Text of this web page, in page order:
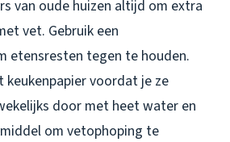
van oude huizen altijd om extra
vet. Gebruik een
etensresten tegen te houden.
keukenpapier voordat je ze
door met heet water en
om vetophoping te